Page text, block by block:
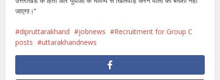
जाएगा।’’
dipruttarakhand jobnews
Recruitment for Group C
posts
uttarakhandnews